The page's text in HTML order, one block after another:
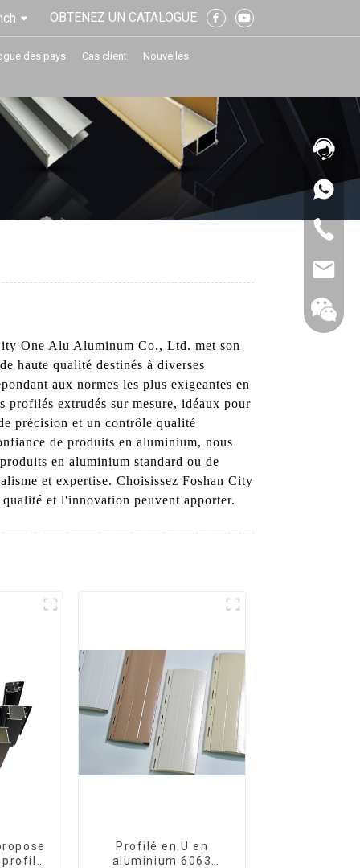
OBTENEZ UN CATALOGUE
des pays Cas client
Nouvelles
One Alu Aluminum Co., Ltd. met son
haute qualité destinés à diverses
aux normes les plus exigeantes en
profilés extrudés sur mesure, idéaux pour
précision et un contrôle qualité
de produits en aluminium, nous
en aluminium standard ou de
et expertise. Choisissez Foshan City
et l'innovation peuvent apporter.
Profilé en U en
aluminium 6063